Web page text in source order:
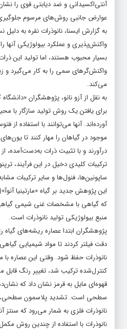
آنتی‌اکسیدانی و ضد دیابتی قوی را
عوارض جانبی روش‌های مرسوم
به گزارش ایسنا، نانوذرات نقره به
واکنش‌پذیری و عملکرد بیولوژیکی
بسیار محبوب هستند، اما تولید این ذرات
واکنش‌گرهای سمی را به کار می‌گیرد و
می‌کند.
برای یافتن یک روش تولید سازگار با
آورده‌اند. آنها می‌توانند با استفاده از
موجود در گیاهان را مهار کنند تا
درآورند و با تثبیت ذرات به‌دست‌آمده،
ترکیبات کلیدی دخیل در این فرآیند،
ساپونین‌ها، فنول‌ها و سایر ترکیبات
که گیاهی با مشخصات غنی شیمی گیاهی
منبع بیولوژیکی تولید نانوذرات است.
پژوهشگران ابتدا عصاره ریشه‌های گیاه
دقت فیلتر کردند تا مواد شیمیایی
نانوذرات حفظ شود. وقتی این عصاره با
کنترل‌شده ترکیب شد، تغییر رنگ قابل
قهوه‌ای مایل به قرمز نشان داد که
سطحی است. تشدید پلاسمون سطحی،
نانوذرات فلزی به شمار می‌رود که سنتز
نانوذرات با استفاده از چندین روش